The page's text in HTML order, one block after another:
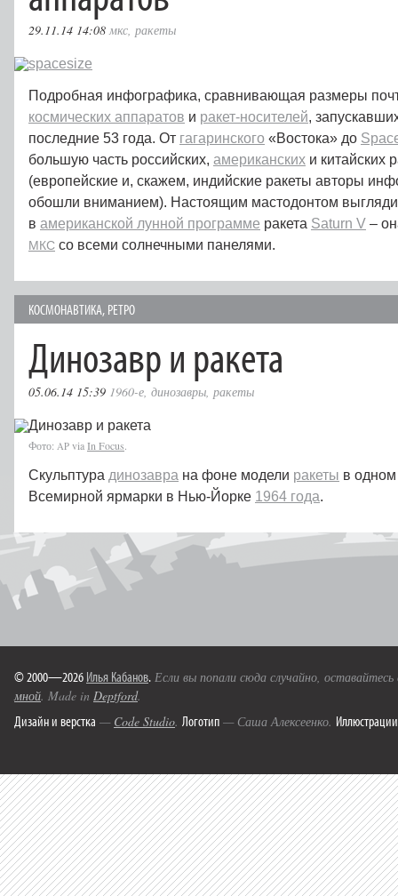
29.11.14 14:08 мкс, ракеты
Подробная инфографика, сравнивающая размеры
космических аппаратов и ракет-носителей,
последние 53 года. От гагаринского «Востока» до
большую часть российских, американских и китайских
(европейские и, скажем, индийские ракеты авторы
обошли вниманием). Настоящим мастодонтом
в американской лунной программе ракета Saturn V –
МКС со всеми солнечными панелями.
КОСМОНАВТИКА, РЕТРО
Динозавр и ракета
05.06.14 15:39 1960-е, динозавры, ракеты
Фото: AP viaIn Focus
Скульптура динозавра на фоне модели ракеты в
Всемирной ярмарки в Нью-Йорке 1964 года.
© 2000—2026 Илья Кабанов. Если вы попали сюда случайно,
мной. Made in Deptford.
Дизайн и верстка — Code Studio. Логотип — Саша Алексеенко. Иллюстрации